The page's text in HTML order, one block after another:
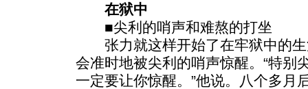
在狱中
■尖利的哨声和难熬的打坐
张力就这样开始了在牢狱中的生
会准时地被尖利的哨声惊醒。“特别
一定要让你惊醒。”他说。八个多月